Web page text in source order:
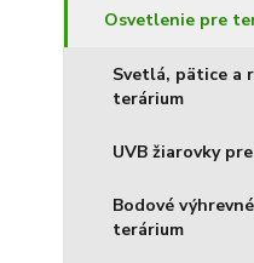
Osvetlenie pre
Svetlá, pätice a
terárium
UVB žiarovky
Bodové
terárium